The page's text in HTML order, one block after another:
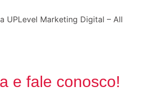
UPLevel Marketing Digital – All
e fale conosco!